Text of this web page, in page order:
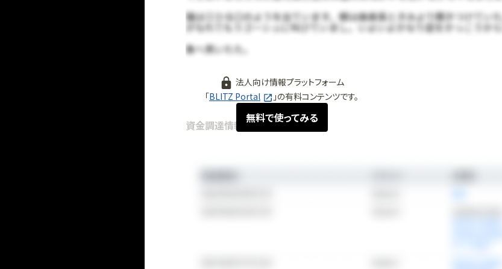
法人向け情報プラットフォーム
「BLITZ Portal 」の有料コンテンツです。
無料で使ってみる
資金調達情報